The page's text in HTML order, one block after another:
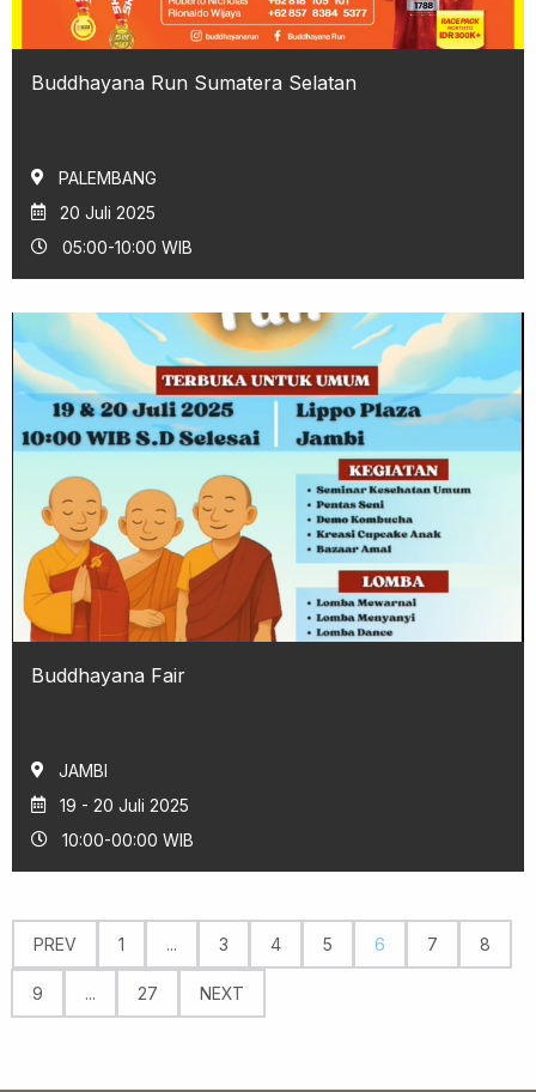
Buddhayana Run Sumatera Selatan
PALEMBANG
20 Juli 2025
05:00-10:00 WIB
Buddhayana Fair
JAMBI
19 - 20 Juli 2025
10:00-00:00 WIB
PREV 1 ... 3 4 5 6 7 8
9 ... 27 NEXT